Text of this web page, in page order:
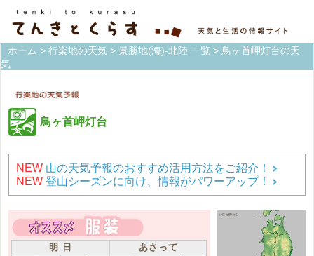
ホーム > 行楽地の天気 > 景勝地(海)-北陸 一覧 > 鳥ヶ首岬灯台の天
気
鳥ヶ首岬灯台
NEW 山の天気予報のおすすめ活用方法をご紹介！
NEW 登山シーズンに向け、情報がパワーアップ！
明 日
あさって